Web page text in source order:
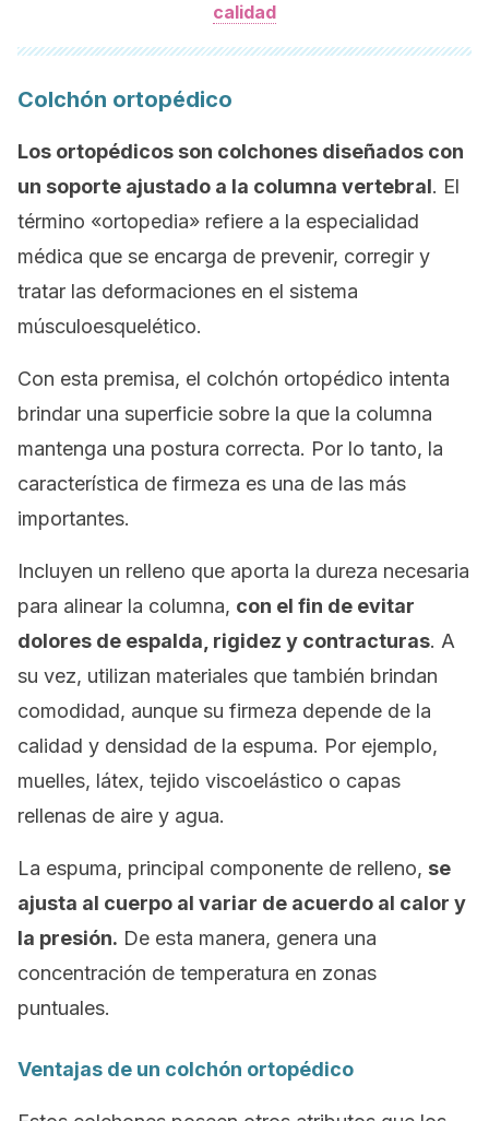
calidad
Colchón ortopédico
Los ortopédicos son colchones diseñados con
un soporte ajustado a la columna vertebral. El
término «ortopedia» refiere a la especialidad
médica que se encarga de prevenir, corregir y
tratar las deformaciones en el sistema
músculoesquelético.
Con esta premisa, el colchón ortopédico intenta
brindar una superficie sobre la que la columna
mantenga una postura correcta. Por lo tanto, la
característica de firmeza es una de las más
importantes.
Incluyen un relleno que aporta la dureza necesaria
para alinear la columna, con el fin de evitar
dolores de espalda, rigidez y contracturas. A
su vez, utilizan materiales que también brindan
comodidad, aunque su firmeza depende de la
calidad y densidad de la espuma. Por ejemplo,
muelles, látex, tejido viscoelástico o capas
rellenas de aire y agua.
La espuma, principal componente de relleno, se
ajusta al cuerpo al variar de acuerdo al calor y
la presión. De esta manera, genera una
concentración de temperatura en zonas
puntuales.
Ventajas de un colchón ortopédico